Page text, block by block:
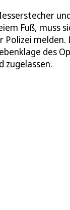
Fuß, muss
Polizei
des
zugelassen.